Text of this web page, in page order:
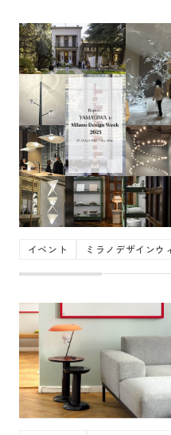
イベント ミラノデザインウ